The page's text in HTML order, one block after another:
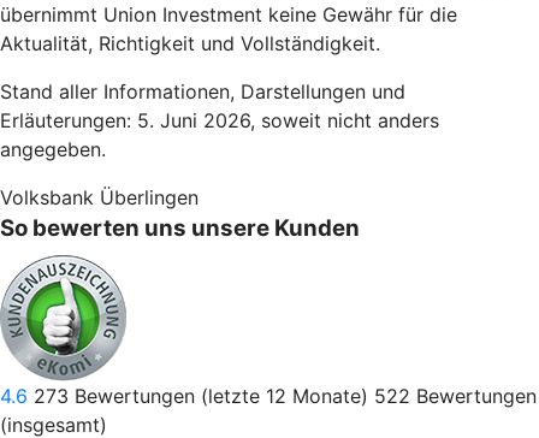
übernimmt Union Investment keine Gewähr für die
Aktualität, Richtigkeit und Vollständigkeit.
Stand aller Informationen, Darstellungen und
Erläuterungen: 5. Juni 2026, soweit nicht anders
angegeben.
Volksbank Überlingen
So bewerten uns unsere Kunden
4.6 273 Bewertungen (letzte 12 Monate) 522 Bewertungen
(insgesamt)